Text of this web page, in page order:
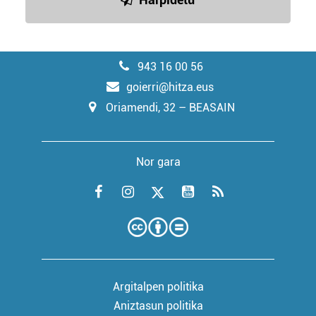
943 16 00 56
goierri@hitza.eus
Oriamendi, 32 – BEASAIN
Nor gara
Argitalpen politika
Aniztasun politika